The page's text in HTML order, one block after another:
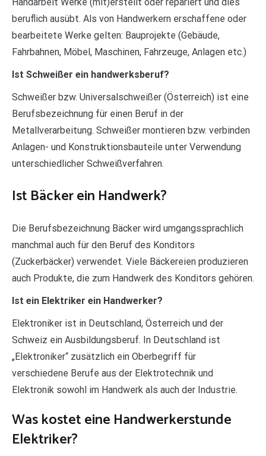
beruflich ausübt. Als von Handwerkern erschaffene oder
bearbeitete Werke gelten: Bauprojekte (Gebäude,
Fahrbahnen, Möbel, Maschinen, Fahrzeuge, Anlagen etc.)
Ist Schweißer ein handwerksberuf?
Schweißer bzw. Universalschweißer (Österreich) ist eine
Berufsbezeichnung für einen Beruf in der
Metallverarbeitung. Schweißer montieren bzw. verbinden
Anlagen- und Konstruktionsbauteile unter Verwendung
unterschiedlicher Schweißverfahren.
Ist Bäcker ein Handwerk?
Die Berufsbezeichnung Bäcker wird umgangssprachlich
manchmal auch für den Beruf des Konditors
(Zuckerbäcker) verwendet. Viele Bäckereien produzieren
auch Produkte, die zum Handwerk des Konditors gehören.
Ist ein Elektriker ein Handwerker?
Elektroniker ist in Deutschland, Österreich und der
Schweiz ein Ausbildungsberuf. In Deutschland ist
„Elektroniker“ zusätzlich ein Oberbegriff für
verschiedene Berufe aus der Elektrotechnik und
Elektronik sowohl im Handwerk als auch der Industrie.
Was kostet eine Handwerkerstunde
Elektriker?